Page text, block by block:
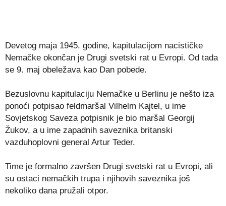
Devetog maja 1945. godine, kapitulacijom nacističke
Nemačke okončan je Drugi svetski rat u Evropi. Od tada
se 9. maj obeležava kao Dan pobede.
Bezuslovnu kapitulaciju Nemačke u Berlinu je nešto iza
ponoći potpisao feldmaršal Vilhelm Kajtel, u ime
Sovjetskog Saveza potpisnik je bio maršal Georgij
Žukov, a u ime zapadnih saveznika britanski
vazduhoplovni general Artur Teder.
Time je formalno završen Drugi svetski rat u Evropi, ali
su ostaci nemačkih trupa i njihovih saveznika još
nekoliko dana pružali otpor.